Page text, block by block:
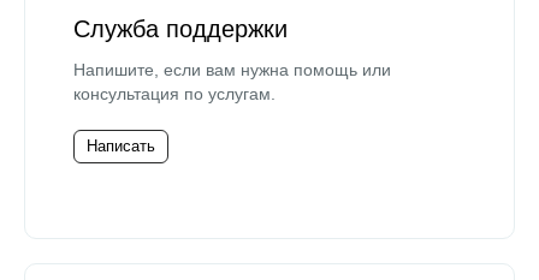
Служба поддержки
Напишите, если вам нужна помощь или
консультация по услугам.
Написать